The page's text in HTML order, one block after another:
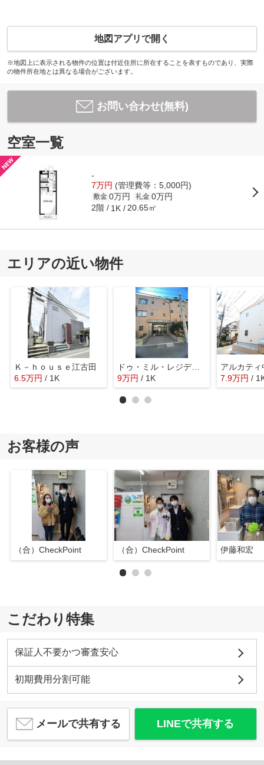
地図アプリで開く
※地図上に表示される物件の位置は付近住所に所在することを表すものであり、実際
の物件所在地とは異なる場合がございます。
お問い合わせ(無料)
空室一覧
-
7万円 (管理費等：5,000円)
敷金 0万円 礼金 0万円
2階 1K 20.65㎡
エリアの近い物件
Ｋ－ｈｏｕｓｅ江古田
6.5万円 / 1K
ドゥ・ミル・レジデンス
9万円 / 1K
アルカティ
7.9万円 /
お客様の声
（合）CheckPoint （合）CheckPoint 伊藤和宏
こだわり特集
保証人不要かつ審査安心
初期費用分割可能
メールで共有する LINEで共有する